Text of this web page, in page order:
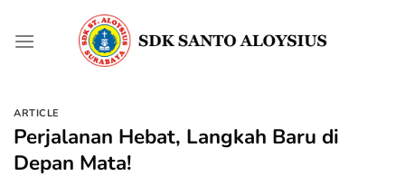
ARTICLE
Perjalanan Hebat, Langkah Baru di
Depan Mata!